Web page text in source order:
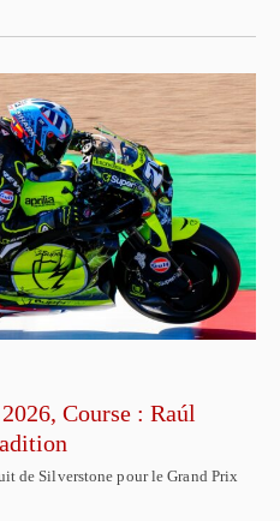
Course : Raúl
de Silverstone pour le Grand Prix